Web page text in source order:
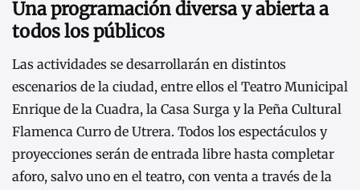
Una programación diversa y abierta a
todos los públicos
Las actividades se desarrollarán en distintos
escenarios de la ciudad, entre ellos el Teatro Municipal
Enrique de la Cuadra, la Casa Surga y la Peña Cultural
Flamenca Curro de Utrera. Todos los espectáculos y
proyecciones serán de entrada libre hasta completar
aforo, salvo uno en el teatro, con venta a través de la